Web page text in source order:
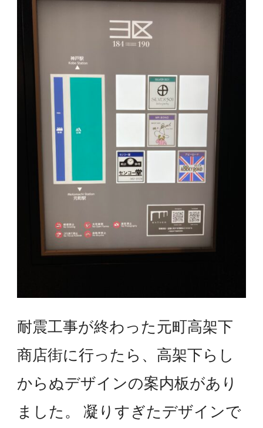
耐震工事が終わった元町高架下
商店街に行ったら、高架下らし
からぬデザインの案内板があり
ました。 凝りすぎたデザインで